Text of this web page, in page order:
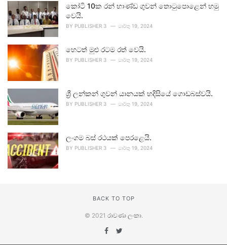
කෝටි 10ක රන් භාණ්ඩ ගුවන් තොටුපොළෙන් හමු
වෙයි.
BY PUBLISHER 3 මාර්තු 19, 2024
හෙටත් මුළු රටම රත් වෙයි.
BY PUBLISHER 3 මාර්තු 19, 2024
ශ්‍රී ලන්කන් ගුවන් යානයක් හදිසියේ ගොඩබස්වයි.
BY PUBLISHER 3 මාර්තු 19, 2024
ලංගම බස් රථයක් පෙරළෙයි.
BY PUBLISHER 3 මාර්තු 19, 2024
BACK TO TOP
© 2021 රාවණා ලංකා.